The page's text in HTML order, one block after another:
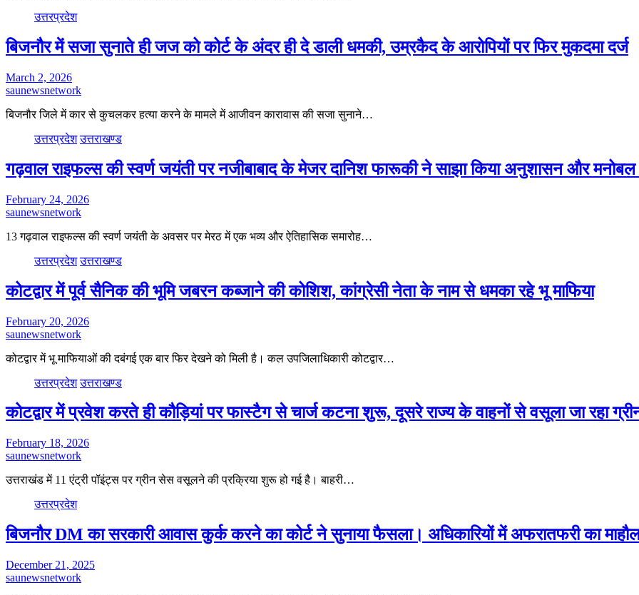
उत्तरप्रदेश
बिजनौर में सजा सुनाते ही जज को कोर्ट के अंदर ही दे डाली धमकी, उम्रकैद के आरोपियों पर फिर मुकदमा दर्ज
March 2, 2026
saunewsnetwork
बिजनौर जिले में कार से कुचलकर हत्या करने के मामले में आजीवन कारावास की सजा सुनाने…
उत्तरप्रदेश उत्तराखण्ड
गढ़वाल राइफल्स की स्वर्ण जयंती पर नजीबाबाद के मेजर दानिश फारूकी ने साझा किया अनुशासन और
February 24, 2026
saunewsnetwork
13 गढ़वाल राइफल्स की स्वर्ण जयंती के अवसर पर मेरठ में एक भव्य और ऐतिहासिक समारोह…
उत्तरप्रदेश उत्तराखण्ड
कोटद्वार में पूर्व सैनिक की भूमि जबरन कब्जाने की कोशिश, कांग्रेसी नेता के नाम से धमका रहे भू माफिया
February 20, 2026
saunewsnetwork
कोटद्वार में भू माफियाओं की दबंगई एक बार फिर देखने को मिली है। कल उपजिलाधिकारी कोटद्वार…
उत्तरप्रदेश उत्तराखण्ड
कोटद्वार में प्रवेश करते ही कौड़ियां पर फास्टैग से चार्ज कटना शुरू, दूसरे राज्य के वाहनों से वसूला जा रहा
February 18, 2026
saunewsnetwork
उत्तराखंड में 11 एंट्री पॉइंट्स पर ग्रीन सेस वसूलने की प्रक्रिया शुरू हो गई है। बाहरी…
उत्तरप्रदेश
बिजनौर DM का सरकारी आवास कुर्क करने का कोर्ट ने सुनाया फैसला। अधिकारियों में अफरातफरी का
December 21, 2025
saunewsnetwork